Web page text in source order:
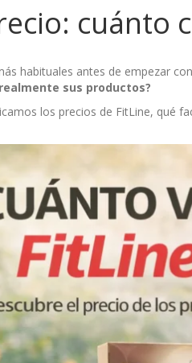
cuánto
habituales antes de empezar
sus productos?
los precios de FitLine, qué